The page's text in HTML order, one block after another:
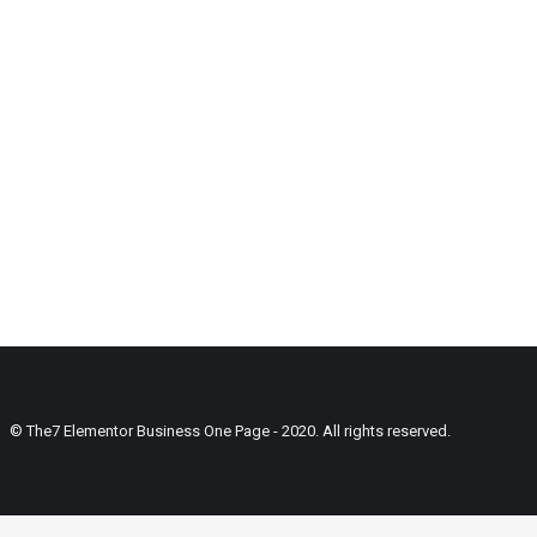
© The7 Elementor Business One Page - 2020. All rights reserved.